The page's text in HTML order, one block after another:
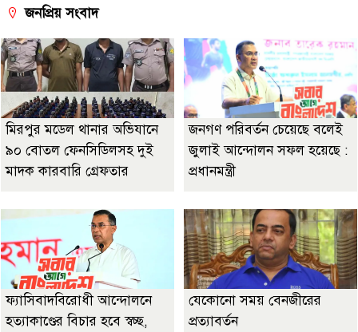
জনপ্রিয় সংবাদ
মিরপুর মডেল থানার অভিযানে
৯০ বোতল ফেনসিডিলসহ দুই
মাদক কারবারি গ্রেফতার
জনগণ পরিবর্তন চেয়েছে বলেই
জুলাই আন্দোলন সফল হয়েছে :
প্রধানমন্ত্রী
ফ্যাসিবাদবিরোধী আন্দোলনে
হত্যাকাণ্ডের বিচার হবে স্বচ্ছ,
যেকোনো সময় বেনজীরের
প্রত্যাবর্তন